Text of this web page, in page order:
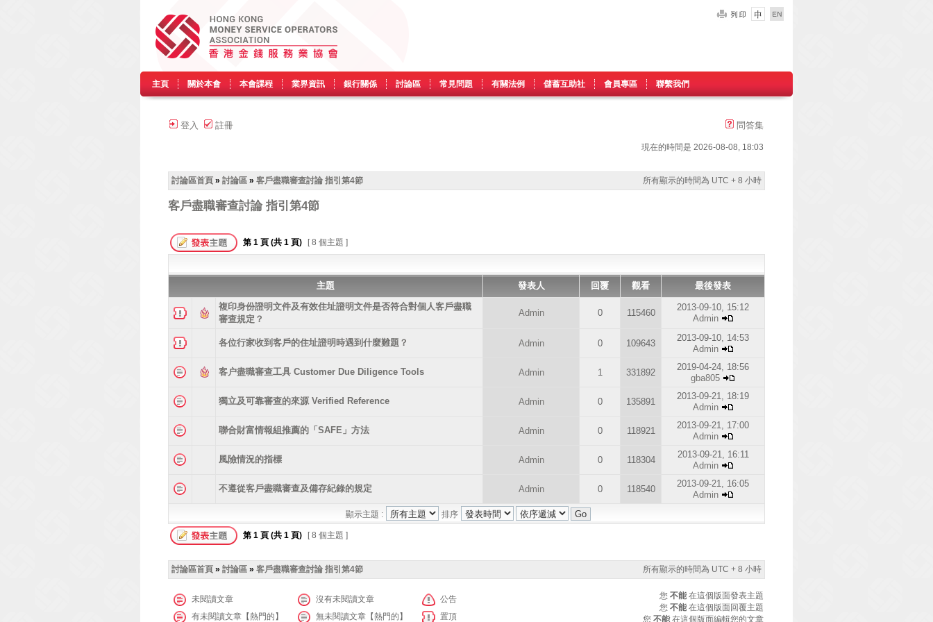
主頁 關於本會 本會課程 業界資訊 銀行關係 討論區 常見問題 有關法例 儲蓄互助社 會員專區 聯繫我們
登入 註冊 問答集
現在的時間是 2026-08-08, 18:03
討論區首頁 » 討論區 » 客戶盡職審查討論 指引第4節 所有顯示的時間為 UTC + 8 小時
客戶盡職審查討論 指引第4節
第 1 頁 (共 1 頁) [ 8 個主題 ]
主題 發表人 回覆 觀看
最後發表
複印身份證明文件及有效住址證明文件是否符合對個人客戶盡職
審查規定？
Admin 0 115460
2013-09-10, 15:12
Admin
各位行家收到客戶的住址證明時遇到什麼難題？ Admin 0 109643
2013-09-10, 14:53
Admin
客户盡職審查工具 Customer Due Diligence Tools Admin 1 331892
2019-04-24, 18:56
gba805
獨立及可靠審查的來源 Verified Reference Admin 0 135891
2013-09-21, 18:19
Admin
聯合財富情報組推薦的「SAFE」方法 Admin 0 118921
2013-09-21, 17:00
Admin
風險情況的指標 Admin 0 118304
2013-09-21, 16:11
Admin
不遵從客戶盡職審查及備存紀錄的規定 Admin 0 118540
2013-09-21, 16:05
Admin
顯示主題 : 排序
第 1 頁 (共 1 頁) [ 8 個主題 ]
討論區首頁 » 討論區 » 客戶盡職審查討論 指引第4節 所有顯示的時間為 UTC + 8 小時
未閱讀文章 沒有未閱讀文章
公告
有未閱讀文章【熱門的】
無未閱讀文章【熱門的】 置頂
您 不能 在這個版面發表主題
您 不能 在這個版面回覆主題
您 不能 在這個版面編輯您的文章